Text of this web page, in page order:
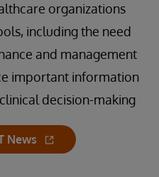
organizations
including the need
and management
important information
decision-making
News